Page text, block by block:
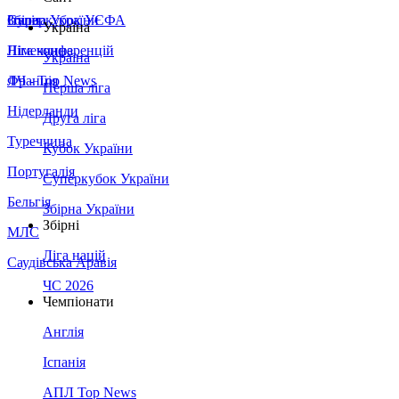
Збірна України
Італія
Німеччина
Франція
Нідерланди
Туреччина
Португалія
Бельгія
МЛС
Саудівська Аравія
Суперкубок УЄФА
Ліга конференцій
ЛЧ - Top News
Україна
Україна
Перша ліга
Друга ліга
Кубок України
Суперкубок України
Збірна України
Збірні
Ліга націй
ЧС 2026
Чемпіонати
Англія
Іспанія
АПЛ Top News